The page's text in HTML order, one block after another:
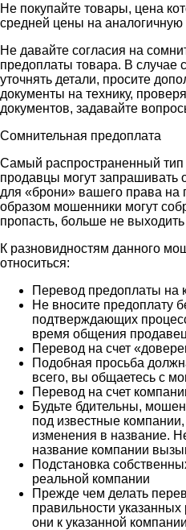
Не покупайте товары, цена
средней цены на аналогичную
Не давайте согласия на
предоплаты товара. В случае
уточнять детали, просите
документы на технику,
документов, задавайте
Сомнительная предоплата
Самый распространенный
продавцы могут запрашивать
для «брони» вашего права на
образом мошенники могут
пропасть, больше не выходить
К разновидностям данного
относиться:
Перевод предоплаты на
Не вносите предоплату
подтверждающих
время общения
Перевод на счет
Подобная просьба
всего, вы общаетесь с
Перевод на счет
Будьте бдительны,
под известные
изменения в название.
название компании
Подстановка
реальной компании
Прежде чем делать
правильности указанных
они к указанной